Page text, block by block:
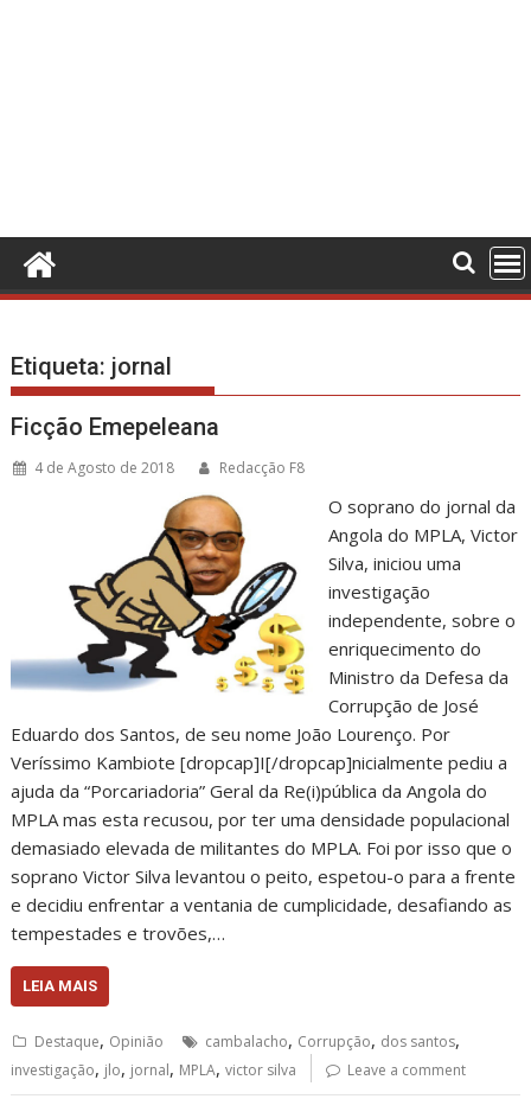
Etiqueta: jornal
Ficção Emepeleana
4 de Agosto de 2018 Redacção F8
O soprano do jornal da
Angola do MPLA, Victor
Silva, iniciou uma
investigação
independente, sobre o
enriquecimento do
Ministro da Defesa da
Corrupção de José
Eduardo dos Santos, de seu nome João Lourenço. Por
Veríssimo Kambiote [dropcap]I[/dropcap]nicialmente pediu a
ajuda da “Porcariadoria” Geral da Re(i)pública da Angola do
MPLA mas esta recusou, por ter uma densidade populacional
demasiado elevada de militantes do MPLA. Foi por isso que o
soprano Victor Silva levantou o peito, espetou-o para a frente
e decidiu enfrentar a ventania de cumplicidade, desafiando as
tempestades e trovões,…
LEIA MAIS
Destaque, Opinião cambalacho, Corrupção, dos santos,
investigação, jlo, jornal, MPLA,victor silva Leave a comment